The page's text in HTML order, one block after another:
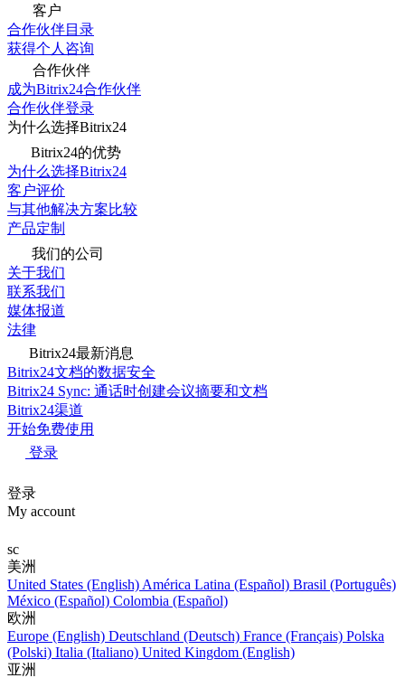
客户
合作伙伴目录
获得个人咨询
合作伙伴
成为Bitrix24合作伙伴
合作伙伴登录
为什么选择Bitrix24
Bitrix24的优势
为什么选择Bitrix24
客户评价
与其他解决方案比较
产品定制
我们的公司
关于我们
联系我们
媒体报道
法律
Bitrix24最新消息
Bitrix24文档的数据安全
Bitrix24 Sync: 通话时创建会议摘要和文档
Bitrix24渠道
开始免费使用
登录
登录
My account
sc
美洲
United States (English) América Latina (Español) Brasil (Português)
México (Español) Colombia (Español)
欧洲
Europe (English) Deutschland (Deutsch) France (Français) Polska
(Polski) Italia (Italiano) United Kingdom (English)
亚洲